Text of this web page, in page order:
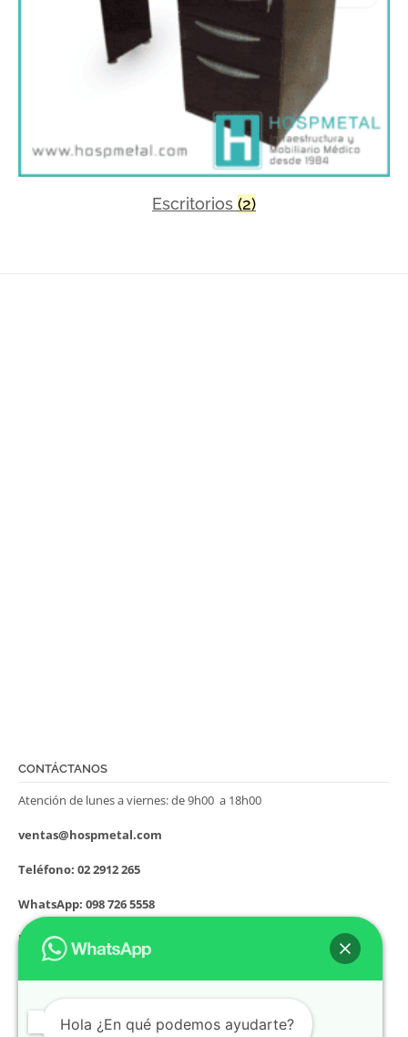
Escritorios (2)
CONTÁCTANOS
Atención de lunes a viernes: de 9h00 a 18h00
ventas@hospmetal.com
Teléfono: 02 2912 265
WhatsApp: 098 726 5558
Dirección: Nicolás de Rocha S34-195 y Alonso de Villanueva Cdla.
Asistencia Social (sector Guajaló)
Hola ¿En qué podemos ayudarte?